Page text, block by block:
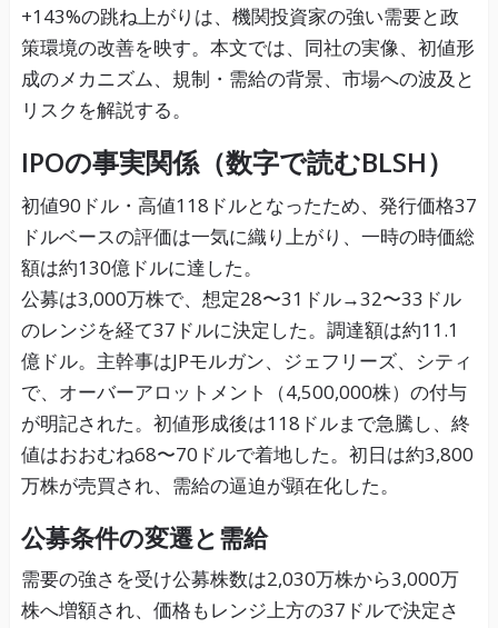
+143%の跳ね上がりは、機関投資家の強い需要と政
策環境の改善を映す。本文では、同社の実像、初値形
成のメカニズム、規制・需給の背景、市場への波及と
リスクを解説する。
IPOの事実関係（数字で読むBLSH）
初値90ドル・高値118ドルとなったため、発行価格37
ドルベースの評価は一気に織り上がり、一時の時価総
額は約130億ドルに達した。
公募は3,000万株で、想定28〜31ドル→32〜33ドル
のレンジを経て37ドルに決定した。調達額は約11.1
億ドル。主幹事はJPモルガン、ジェフリーズ、シティ
で、オーバーアロットメント（4,500,000株）の付与
が明記された。初値形成後は118ドルまで急騰し、終
値はおおむね68〜70ドルで着地した。初日は約3,800
万株が売買され、需給の逼迫が顕在化した。
公募条件の変遷と需給
需要の強さを受け公募株数は2,030万株から3,000万
株へ増額され、価格もレンジ上方の37ドルで決定さ